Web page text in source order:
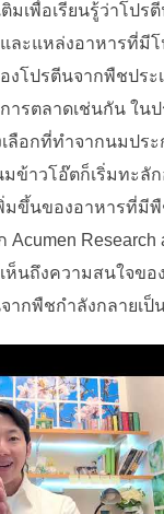
มเพื่อเรียนรู้ว่าโป
ะแหล่งอาหารที่มี
โปรตีนจากพืชปร
รตลาดเช่นกัน ใน
อกที่ทำจากนมปร
ข้าวโอ๊ตก็เริ่มทะลั
ขึ้นของอาหารที่มี
Research
ห็นถึงความสนใจข
ากพืชกำลังกลายเป็